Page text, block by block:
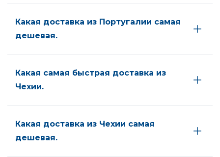
Какая доставка из Португалии самая
дешевая.
Какая самая быстрая доставка из
Чехии.
Какая доставка из Чехии самая
дешевая.